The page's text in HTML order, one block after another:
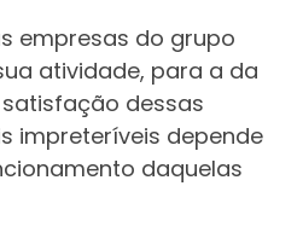
empresas do grupo
atividade, para a da
dessas
impreteríveis depende
daquelas